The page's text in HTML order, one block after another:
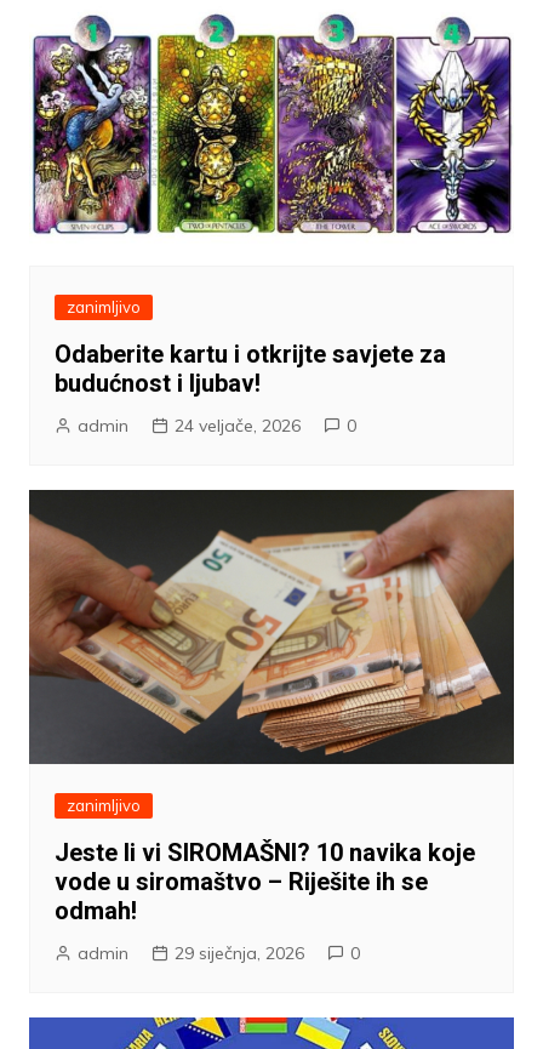
zanimljivo
Odaberite kartu i otkrijte savjete za
budućnost i ljubav!
admin 24 veljače, 2026 0
zanimljivo
Jeste li vi SIROMAŠNI? 10 navika koje
vode u siromaštvo – Riješite ih se
odmah!
admin 29 siječnja, 2026 0